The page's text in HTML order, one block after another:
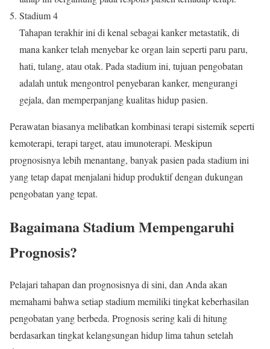
Stadium 4
Tahapan terakhir ini di kenal sebagai kanker metastatik, di
mana kanker telah menyebar ke organ lain seperti paru paru,
hati, tulang, atau otak. Pada stadium ini, tujuan pengobatan
adalah untuk mengontrol penyebaran kanker, mengurangi
gejala, dan memperpanjang kualitas hidup pasien.
Perawatan biasanya melibatkan kombinasi terapi sistemik seperti
kemoterapi, terapi target, atau imunoterapi. Meskipun
prognosisnya lebih menantang, banyak pasien pada stadium ini
yang tetap dapat menjalani hidup produktif dengan dukungan
pengobatan yang tepat.
Bagaimana Stadium Mempengaruhi
Prognosis?
Pelajari tahapan dan prognosisnya di sini, dan Anda akan
memahami bahwa setiap stadium memiliki tingkat keberhasilan
pengobatan yang berbeda. Prognosis sering kali di hitung
berdasarkan tingkat kelangsungan hidup lima tahun setelah